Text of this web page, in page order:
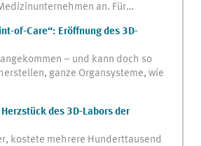
an. Für…
of-Care“: Eröffnung des 3D-
– und kann doch so
ganze Organsysteme, wie
des 3D-Labors der
kostete mehrere Hunderttausend